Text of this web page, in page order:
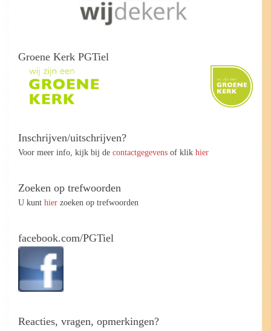
Groene Kerk PGTiel
Inschrijven/uitschrijven?
Voor meer info, kijk bij de contactgegevens of klik hier
Zoeken op trefwoorden
U kunt hier zoeken op trefwoorden
facebook.com/PGTiel
Reacties, vragen, opmerkingen?